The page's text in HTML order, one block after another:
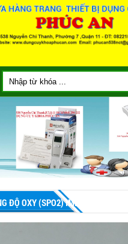
ĐỘ OXY (SPO2) IMEDICARE IOM-A3